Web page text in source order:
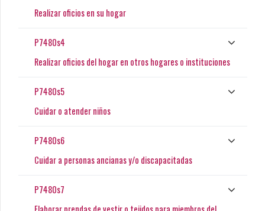
Realizar oficios en su hogar
P7480s4
Realizar oficios del hogar en otros hogares o instituciones
P7480s5
Cuidar o atender niños
P7480s6
Cuidar a personas ancianas y/o discapacitadas
P7480s7